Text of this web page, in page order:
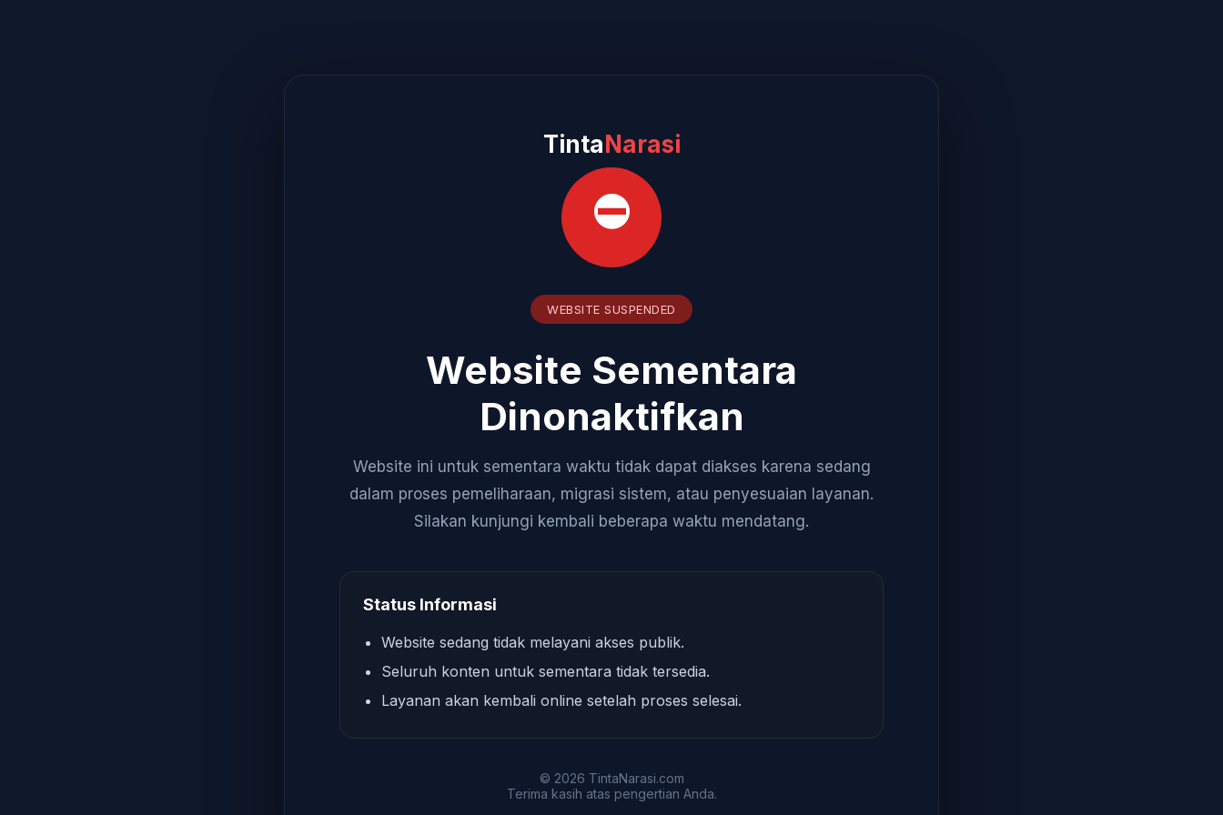
TintaNarasi
⛔
WEBSITE SUSPENDED
Website Sementara
Dinonaktifkan
Website ini untuk sementara waktu tidak dapat diakses karena sedang
dalam proses pemeliharaan, migrasi sistem, atau penyesuaian layanan.
Silakan kunjungi kembali beberapa waktu mendatang.
Status Informasi
Website sedang tidak melayani akses publik.
Seluruh konten untuk sementara tidak tersedia.
Layanan akan kembali online setelah proses selesai.
© 2026 TintaNarasi.com
Terima kasih atas pengertian Anda.